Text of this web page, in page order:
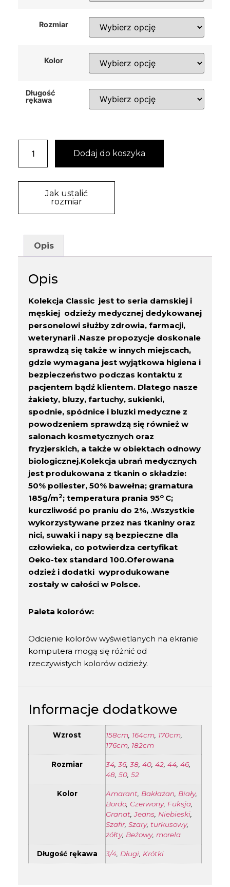
Rozmiar
Kolor
Długość
rękawa
Dodaj do koszyka
Jak ustalić
rozmiar
Opis
Opis
Kolekcja Classic jest to seria damskiej i
męskiej odzieży medycznej dedykowanej
personelowi służby zdrowia, farmacji,
weterynarii .Nasze propozycje doskonale
sprawdzą się także w innych miejscach,
gdzie wymagana jest wyjątkowa higiena i
bezpieczeństwo podczas kontaktu z
pacjentem bądź klientem. Dlatego nasze
żakiety, bluzy, fartuchy, sukienki,
spodnie, spódnice i bluzki medyczne z
powodzeniem sprawdzą się również w
salonach kosmetycznych oraz
fryzjerskich, a także w obiektach odnowy
biologicznej.Kolekcja ubrań medycznych
jest produkowana z tkanin o składzie:
50% poliester, 50% bawełna; gramatura
185g/m2; temperatura prania 95o C;
kurczliwość po praniu do 2%, .Wszystkie
wykorzystywane przez nas tkaniny oraz
nici, suwaki i napy są bezpieczne dla
człowieka, co potwierdza certyfikat
Oeko-tex standard 100.Oferowana
odzież i dodatki wyprodukowane
zostały w całości w Polsce.
Paleta kolorów:
Odcienie kolorów wyświetlanych na ekranie
komputera mogą się różnić od
rzeczywistych kolorów odzieży.
Informacje dodatkowe
Wzrost 158cm, 164cm, 170cm,
176cm, 182cm
Rozmiar 34, 36, 38, 40, 42, 44, 46,
48, 50, 52
Kolor Amarant, Bakłażan, Biały,
Bordo, Czerwony, Fuksja,
Granat,Jeans, Niebieski,
Szafir, Szary, turkusowy,
żółty, Beżowy, morela
Długość rękawa 3/4, Długi, Krótki